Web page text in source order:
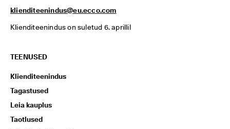
klienditeenindus@eu.ecco.com
Klienditeenindus on suletud 6. aprillil
TEENUSED
Klienditeenindus
Tagastused
Leia kauplus
Taotlused